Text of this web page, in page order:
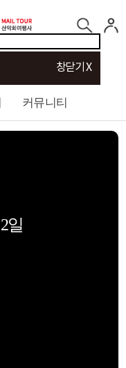
커뮤니티
일
창닫기 X